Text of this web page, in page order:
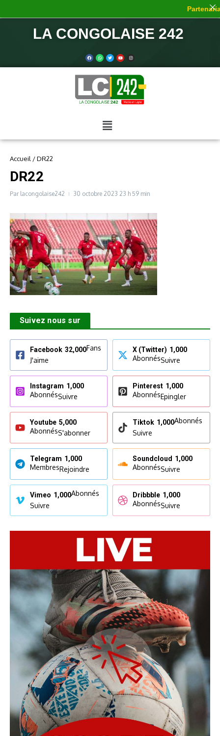
LA CONGOLAISE 242
Accueil /DR22
DR22
Par lacongolaise242 30 octobre 2023 23 h 59 min
Suivez nous sur
Facebook 32,000Fans
J'aime
X (Twitter) 1,000
AbonnésSuivre
Instagram 1,000
AbonnésSuivre
Pinterest 1,000
AbonnésEpingler
Youtube 5,000
AbonnésS'abonner
Tiktok 1,000Abonnés
Suivre
Telegram 1,000
MembresRejoindre
Soundcloud 1,000
AbonnésSuivre
Vimeo 1,000Abonnés
Suivre
Dribbble 1,000
AbonnésSuivre